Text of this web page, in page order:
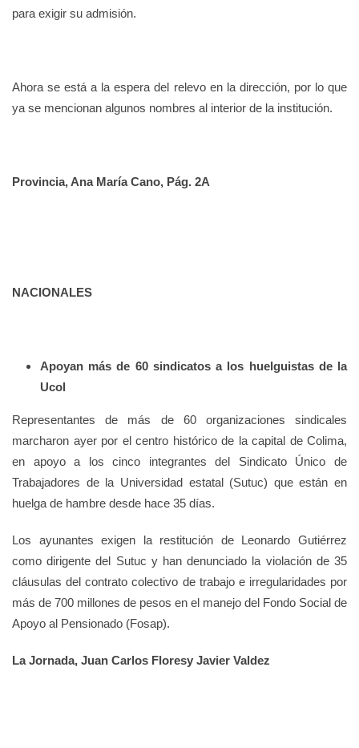
para exigir su admisión.
Ahora se está a la espera del relevo en la dirección, por lo que
ya se mencionan algunos nombres al interior de la institución.
Provincia, Ana María Cano, Pág. 2A
NACIONALES
Apoyan más de 60 sindicatos a los huelguistas de la
Ucol
Representantes de más de 60 organizaciones sindicales
marcharon ayer por el centro histórico de la capital de Colima,
en apoyo a los cinco integrantes del Sindicato Único de
Trabajadores de la Universidad estatal (Sutuc) que están en
huelga de hambre desde hace 35 días.
Los ayunantes exigen la restitución de Leonardo Gutiérrez
como dirigente del Sutuc y han denunciado la violación de 35
cláusulas del contrato colectivo de trabajo e irregularidades por
más de 700 millones de pesos en el manejo del Fondo Social de
Apoyo al Pensionado (Fosap).
La Jornada, Juan Carlos Floresy Javier Valdez